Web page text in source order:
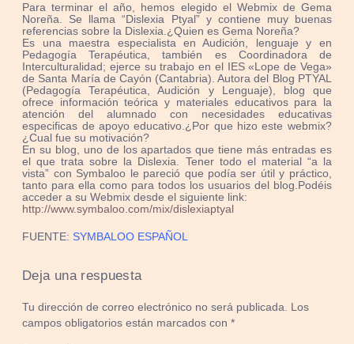
Para terminar el año, hemos elegido el Webmix de Gema
Noreña. Se llama “Dislexia Ptyal” y contiene muy buenas
referencias sobre la Dislexia.¿Quien es Gema Noreña?
Es una maestra especialista en Audición, lenguaje y en
Pedagogía Terapéutica, también es Coordinadora de
Interculturalidad; ejerce su trabajo en el IES «Lope de Vega»
de Santa María de Cayón (Cantabria). Autora del Blog PTYAL
(Pedagogía Terapéutica, Audición y Lenguaje), blog que
ofrece información teórica y materiales educativos para la
atención del alumnado con necesidades educativas
especificas de apoyo educativo. ¿Por que hizo este webmix?
¿Cual fue su motivación?
En su blog, uno de los apartados que tiene más entradas es
el que trata sobre la Dislexia. Tener todo el material “a la
vista” con Symbaloo le pareció que podía ser útil y práctico,
tanto para ella como para todos los usuarios del blog.Podéis
acceder a su Webmix desde el siguiente link:
http://www.symbaloo.com/mix/dislexiaptyal
FUENTE: SYMBALOO ESPAÑOL
Deja una respuesta
Tu dirección de correo electrónico no será publicada.
Los
campos obligatorios están marcados con*